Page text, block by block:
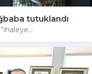
tutuklandı